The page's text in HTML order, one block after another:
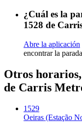
¿Cuál es la
1528 de
Abre la aplicación
encontrar la
Otros
de Carris
1529
Oeiras (Estação